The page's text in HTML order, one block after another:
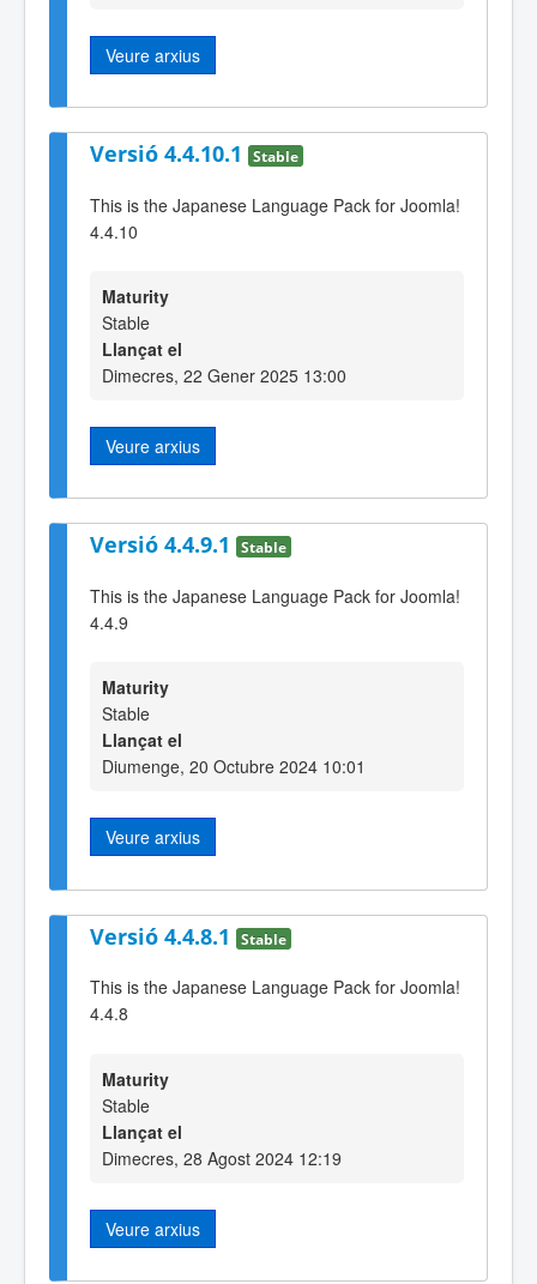
Veure arxius
Versió 4.4.10.1 Stable
This is the Japanese Language Pack for Joomla!
4.4.10
Maturity
Stable
Llançat el
Dimecres, 22 Gener 2025 13:00
Veure arxius
Versió 4.4.9.1 Stable
This is the Japanese Language Pack for Joomla!
4.4.9
Maturity
Stable
Llançat el
Diumenge, 20 Octubre 2024 10:01
Veure arxius
Versió 4.4.8.1 Stable
This is the Japanese Language Pack for Joomla!
4.4.8
Maturity
Stable
Llançat el
Dimecres, 28 Agost 2024 12:19
Veure arxius